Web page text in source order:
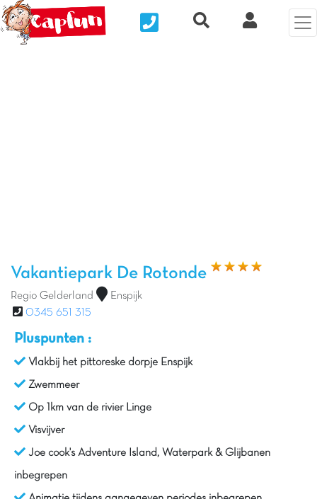
Nous contacterRecherche rapide
Mijn Clix
Vakantiepark De Rotonde
Regio Gelderland
Enspijk
0345 651 315
Pluspunten :
Vlakbij het pittoreske dorpje Enspijk
Zwemmeer
Op 1km van de rivier Linge
Visvijver
Joe cook's Adventure Island, Waterpark & Glijbanen
inbegrepen